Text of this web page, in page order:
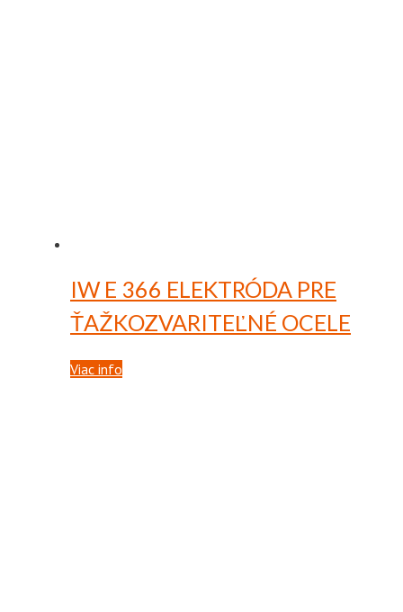
IW E 366 ELEKTRÓDA PRE
ŤAŽKOZVARITEĽNÉ OCELE
Viac info